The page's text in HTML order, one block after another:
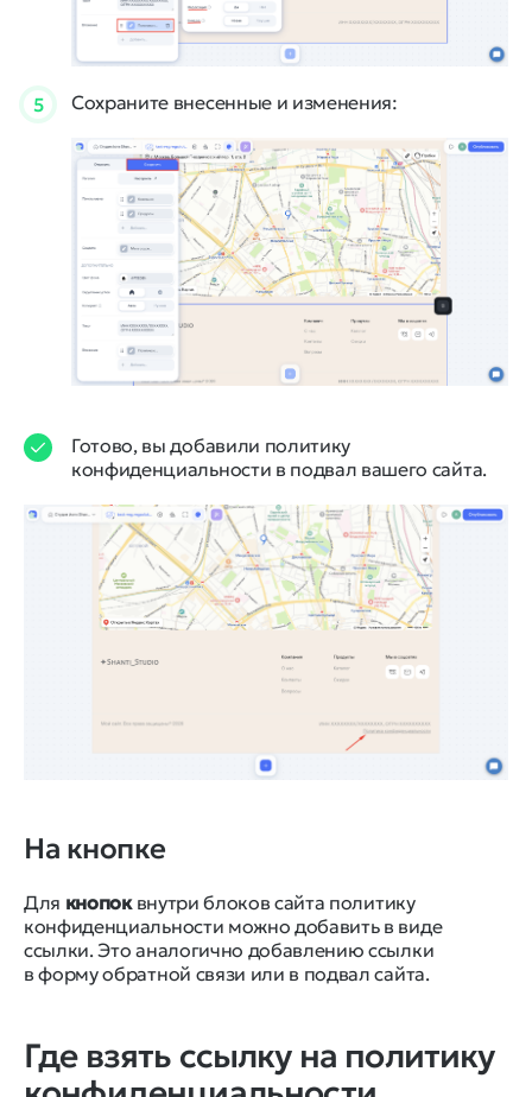
5 Сохраните внесенные и изменения:
Готово, вы добавили политику
конфиденциальности в подвал вашего сайта.
На кнопке
Для кнопоквнутри блоков сайта политику
конфиденциальности можно добавить в виде
ссылки. Это аналогично добавлению ссылки
в форму обратной связи или в подвал сайта.
Где взять ссылку на политику